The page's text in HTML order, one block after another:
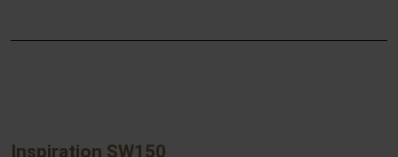
Inspiration SW150